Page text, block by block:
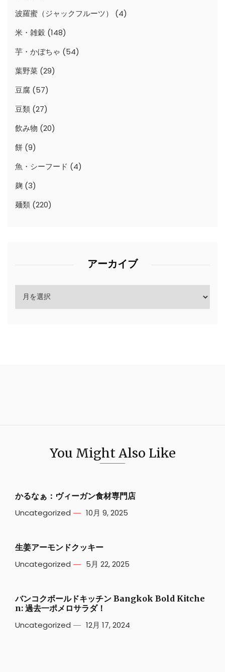
波羅蜜（ジャックフルーツ）
(4)
米・雑穀 (148)
芋・かぼちゃ (54)
葉野菜 (29)
豆腐 (57)
豆類 (27)
飲み物 (20)
餅 (9)
魚・シーフード (4)
麹 (3)
麺類 (220)
アーカイブ
You Might Also Like
かるなぁ：ヴィーガン食材専門店
Uncategorized 10月 9, 2025
生姜アーモンドクッキー
Uncategorized 5月 22, 2025
バンコクボールドキッチン Bangkok Bold Kitche
n: 過去一ポメロサラダ！
Uncategorized 12月 17, 2024